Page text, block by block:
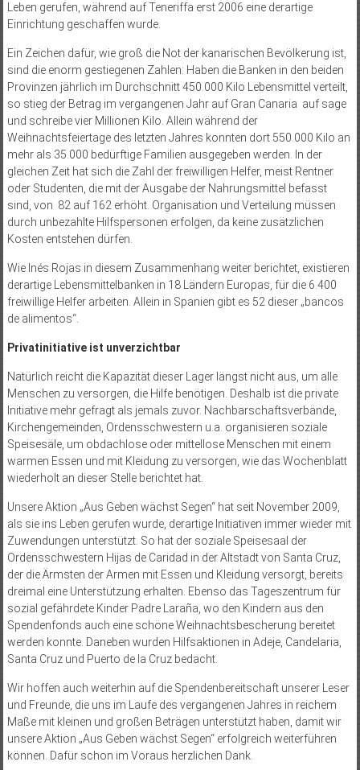
Leben gerufen, wäh­­rend auf Teneriffa erst 2006 eine derartige
Einrichtung geschaffen wurde.
Ein Zeichen dafür, wie groß die Not der kanarischen Bevölkerung ist,
sind die enorm gestiegenen Zahlen: Haben die Banken in den beiden
Provinzen jährlich im Durchschnitt 450.000 Kilo Lebensmittel verteilt,
so stieg der Betrag im vergangenen Jahr auf Gran Canaria auf sage
und schreibe vier Millionen Kilo. Allein während der
Weihnachtsfeiertage des letzten Jahres konnten dort 550.000 Kilo an
mehr als 35.000 bedürftige Familien ausgegeben werden. In der
gleichen Zeit hat sich die Zahl der freiwilligen Helfer, meist Rentner
oder Studenten, die mit der Ausgabe der Nahrungsmittel befasst
sind, von 82 auf 162 erhöht. Organisation und Verteilung müssen
durch unbezahlte Hilfspersonen erfolgen, da keine zusätzlichen
Kosten entstehen dürfen.
Wie Inés Rojas in diesem Zusammenhang weiter berichtet, existieren
derartige Lebensmittelbanken in 18 Ländern Europas, für die 6.400
freiwillige Helfer arbeiten. Allein in Spanien gibt es 52 dieser „bancos
de alimentos“.
Privatinitiative ist unverzichtbar
Natürlich reicht die Kapazität dieser Lager längst nicht aus, um alle
Menschen zu versorgen, die Hilfe benötigen. Deshalb ist die private
Initiative mehr gefragt als jemals zuvor. Nachbarschaftsverbände,
Kirchengemeinden, Ordensschwestern u.a. organisieren soziale
Speisesäle, um obdachlose oder mittellose Menschen mit einem
warmen Essen und mit Kleidung zu versorgen, wie das Wochenblatt
wiederholt an dieser Stelle berichtet hat.
Unsere Aktion „Aus Geben wächst Segen“ hat seit November 2009,
als sie ins Leben gerufen wurde, derartige Initiativen immer wieder mit
Zuwendungen unterstützt. So hat der soziale Speisesaal der
Ordensschwestern Hijas de Caridad in der Altstadt von Santa Cruz,
der die Ärmsten der Armen mit Essen und Kleidung versorgt, bereits
dreimal eine Unterstützung erhalten. Ebenso das Tageszentrum für
sozial gefährdete Kinder Padre Laraña, wo den Kindern aus den
Spendenfonds auch eine schöne Weihnachtsbescherung bereitet
werden konnte. Daneben wurden Hilfs­aktionen in Adeje, Candelaria,
Santa Cruz und Puerto de la Cruz bedacht.
Wir hoffen auch weiterhin auf die Spendenbereitschaft unserer Leser
und Freunde, die uns im Laufe des vergangenen Jahres in reichem
Maße mit kleinen und großen Beträgen unterstützt haben, damit wir
unsere Aktion „Aus Geben wächst Segen“ erfolgreich weiterführen
können. Dafür schon im Voraus herzlichen Dank.